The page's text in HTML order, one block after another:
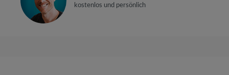
kostenlos und persönlich